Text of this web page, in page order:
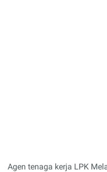
Agen tenaga kerja LPK